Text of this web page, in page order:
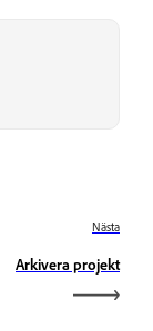
Nästa
Arkivera projekt